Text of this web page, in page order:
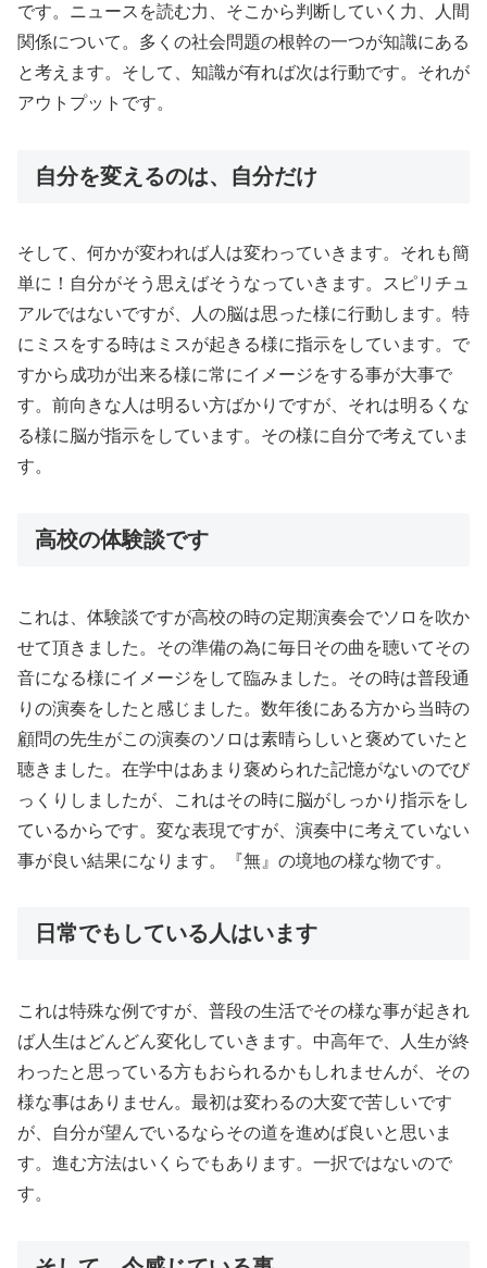
です。ニュースを読む力、そこから判断していく力、人間
関係について。多くの社会問題の根幹の一つが知識にある
と考えます。そして、知識が有れば次は行動です。それが
アウトプットです。
自分を変えるのは、自分だけ
そして、何かが変われば人は変わっていきます。それも簡
単に！自分がそう思えばそうなっていきます。スピリチュ
アルではないですが、人の脳は思った様に行動します。特
にミスをする時はミスが起きる様に指示をしています。で
すから成功が出来る様に常にイメージをする事が大事で
す。前向きな人は明るい方ばかりですが、それは明るくな
る様に脳が指示をしています。その様に自分で考えていま
す。
高校の体験談です
これは、体験談ですが高校の時の定期演奏会でソロを吹か
せて頂きました。その準備の為に毎日その曲を聴いてその
音になる様にイメージをして臨みました。その時は普段通
りの演奏をしたと感じました。数年後にある方から当時の
顧問の先生がこの演奏のソロは素晴らしいと褒めていたと
聴きました。在学中はあまり褒められた記憶がないのでび
っくりしましたが、これはその時に脳がしっかり指示をし
ているからです。変な表現ですが、演奏中に考えていない
事が良い結果になります。『無』の境地の様な物です。
日常でもしている人はいます
これは特殊な例ですが、普段の生活でその様な事が起きれ
ば人生はどんどん変化していきます。中高年で、人生が終
わったと思っている方もおられるかもしれませんが、その
様な事はありません。最初は変わるの大変で苦しいです
が、自分が望んでいるならその道を進めば良いと思いま
す。進む方法はいくらでもあります。一択ではないので
す。